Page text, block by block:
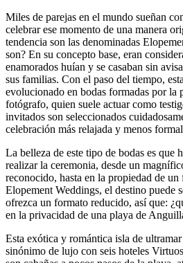
Miles de parejas en el mundo sueñan
celebrar ese momento de una manera
tendencia son las denominadas
son? En su concepto base, eran
enamorados huían y se casaban sin
sus familias. Con el paso del tiempo,
evolucionado en bodas formadas por la
fotógrafo, quien suele actuar como
invitados son seleccionados
celebración más relajada y menos
La belleza de este tipo de bodas es que
realizar la ceremonia, desde un
reconocido, hasta en la propiedad de
Elopement Weddings, el destino puede
ofrezca un formato reducido, así que:
en la privacidad de una playa de
Esta exótica y romántica isla de
sinónimo de lujo con seis hoteles